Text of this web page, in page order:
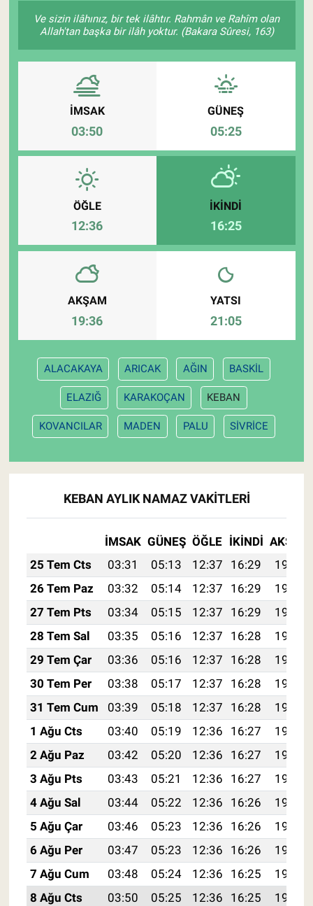
Ve sizin ilâhınız, bir tek ilâhtır. Rahmân ve Rahîm olan
Allah'tan başka bir ilâh yoktur. (Bakara Sûresi, 163)
İMSAK
03:50
GÜNEŞ
05:25
ÖĞLE
12:36
İKINDI
16:25
AKŞAM
19:36
YATSI
21:05
ALACAKAYA ARICAK AĞIN BASKİL
ELAZIĞ KARAKOÇAN KEBAN
KOVANCILAR MADEN PALU SİVRİCE
KEBAN AYLIK NAMAZ VAKITLERI
İMSAK GÜNEŞ ÖĞLE İKINDI AKŞAM
25 Tem Cts
03:31 05:13 12:37 16:29
19:50
26 Tem Paz
03:32 05:14 12:37 16:29
19:49
27 Tem Pts
03:34 05:15 12:37 16:29
19:49
28 Tem Sal
03:35 05:16 12:37 16:28
19:48
29 Tem Çar
03:36 05:16 12:37 16:28
19:47
30 Tem Per
03:38 05:17 12:37 16:28
19:46
31 Tem Cum
03:39 05:18 12:37 16:28
19:45
1 Ağu Cts
03:40 05:19 12:36 16:27
19:44
2 Ağu Paz
03:42 05:20 12:36 16:27
19:43
3 Ağu Pts
03:43 05:21 12:36 16:27
19:42
4 Ağu Sal
03:44 05:22 12:36 16:26
19:41
5 Ağu Çar
03:46 05:23 12:36 16:26
19:40
6 Ağu Per
03:47 05:23 12:36 16:26
19:39
7 Ağu Cum
03:48 05:24 12:36 16:25
19:38
8 Ağu Cts
03:50 05:25 12:36 16:25
19:36
Pankobirlik
Et fiyatları
Tarım Bilgisi
Yetiştirici Soruyor
Dünyada Tarım
Üretici Birlikleri
Tahıllar ve Baklagiller